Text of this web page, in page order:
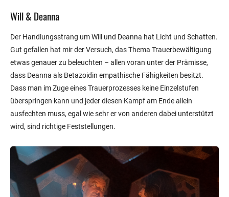
Will & Deanna
Der Handlungsstrang um Will und Deanna hat Licht und Schatten.
Gut gefallen hat mir der Versuch, das Thema Trauerbewältigung
etwas genauer zu beleuchten – allen voran unter der Prämisse,
dass Deanna als Betazoidin empathische Fähigkeiten besitzt.
Dass man im Zuge eines Trauerprozesses keine Einzelstufen
überspringen kann und jeder diesen Kampf am Ende allein
ausfechten muss, egal wie sehr er von anderen dabei unterstützt
wird, sind richtige Feststellungen.